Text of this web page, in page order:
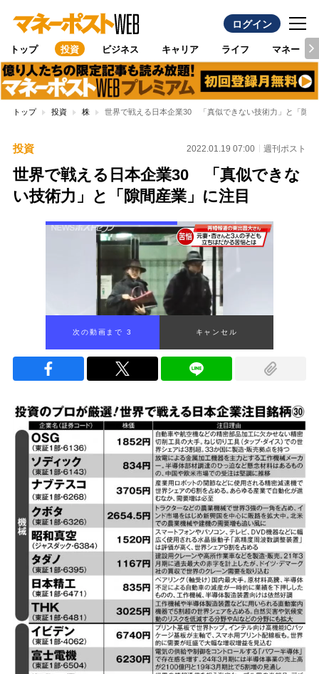
ログイン
トップ 投資 ビジネス キャリア ライフ マネー
トップ 投資 株 世界で戦える日本企業30 「真似できない技術力」と「隙間
投資 2022.01.19 07:00 週刊ポスト
世界で戦える日本企業30 「真似できな
い技術力」と「隙間産業」に注目
次の動画まで 2 キャンセル